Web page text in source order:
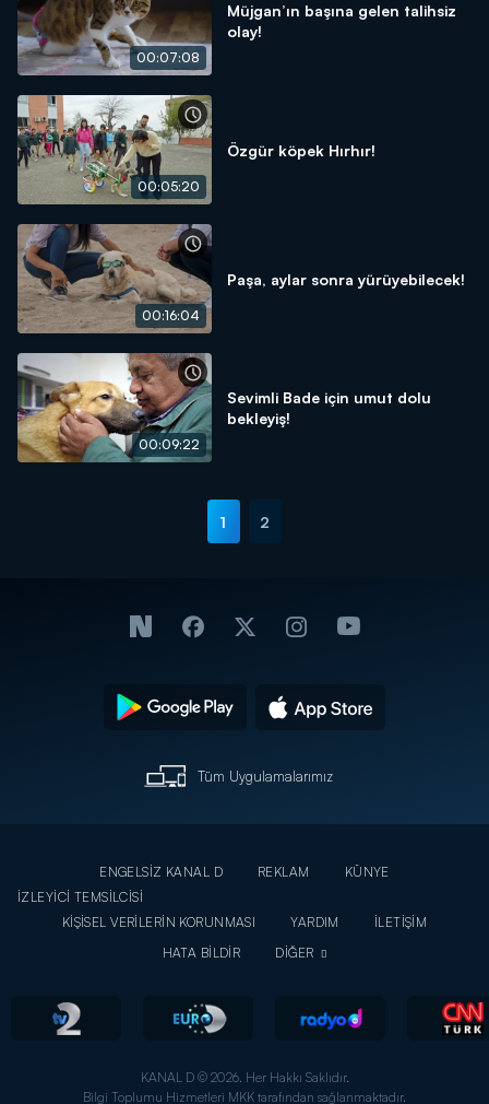
00:07:08
Müjgan’ın başına gelen talihsiz
olay!
00:05:20
Özgür köpek Hırhır!
00:16:04
Paşa, aylar sonra yürüyebilecek!
00:09:22
Sevimli Bade için umut dolu
bekleyiş!
1 2
Tüm Uygulamalarımız
ENGELSİZ KANAL D REKLAM
KÜNYE
İZLEYİCİ TEMSİLCİSİ
KİŞİSEL VERİLERİN KORUNMASI
YARDIM
İLETİŞİM
HATA BİLDİR
DİĞER
KANAL D © 2026. Her Hakkı Saklıdır.
Bilgi Toplumu Hizmetleri MKK tarafından sağlanmaktadır.